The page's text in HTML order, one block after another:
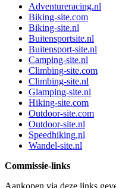
Adventureracing.nl
Biking-site.com
Biking-site.nl
Buitensportsite.nl
Buitensport-site.nl
Camping-site.nl
Climbing-site.com
Climbing-site.nl
Glamping-site.nl
Hiking-site.com
Outdoor-site.com
Outdoor-site.nl
Speedhiking.nl
Wandel-site.nl
Commissie-links
Aankopen via deze links